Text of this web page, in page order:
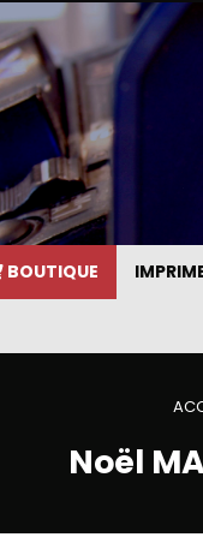
BOUTIQUE
Noël